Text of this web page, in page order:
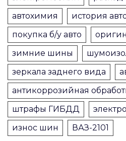
автохимия
история
покупка б/у авто
зимние шины
зеркала заднего вида
антикоррозийная
штрафы ГИБДД
износ шин
ВАЗ-2101